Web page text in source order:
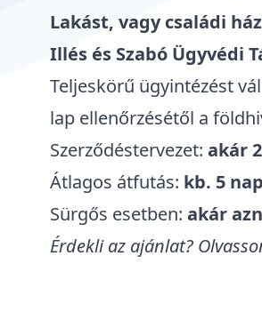
Lakást, vagy családi
Illés és Szabó Ügyvédi
Teljeskörű ügyintézést
lap ellenőrzésétől a
Szerződéstervezet: akár
Átlagos átfutás: kb. 5 nap
Sürgős esetben: akár
Érdekli az ajánlat?